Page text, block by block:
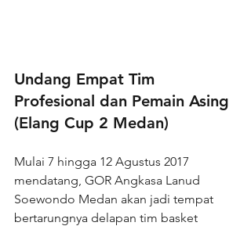
Undang Empat Tim
Profesional dan Pemain Asing
(Elang Cup 2 Medan)
Mulai 7 hingga 12 Agustus 2017
mendatang, GOR Angkasa Lanud
Soewondo Medan akan jadi tempat
bertarungnya delapan tim basket